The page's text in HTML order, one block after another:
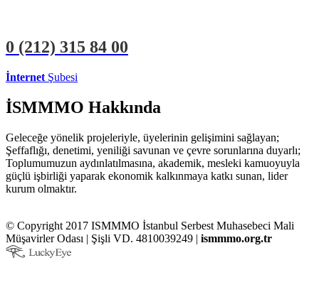
0 (212) 315 84 00
İnternet Şubesi
İSMMMO Hakkında
Geleceğe yönelik projeleriyle, üyelerinin gelişimini sağlayan;
Şeffaflığı, denetimi, yeniliği savunan ve çevre sorunlarına duyarlı;
Toplumumuzun aydınlatılmasına, akademik, mesleki kamuoyuyla
güçlü işbirliği yaparak ekonomik kalkınmaya katkı sunan, lider
kurum olmaktır.
© Copyright 2017 ISMMMO İstanbul Serbest Muhasebeci Mali
Müşavirler Odası | Şişli VD. 4810039249 | ismmmo.org.tr